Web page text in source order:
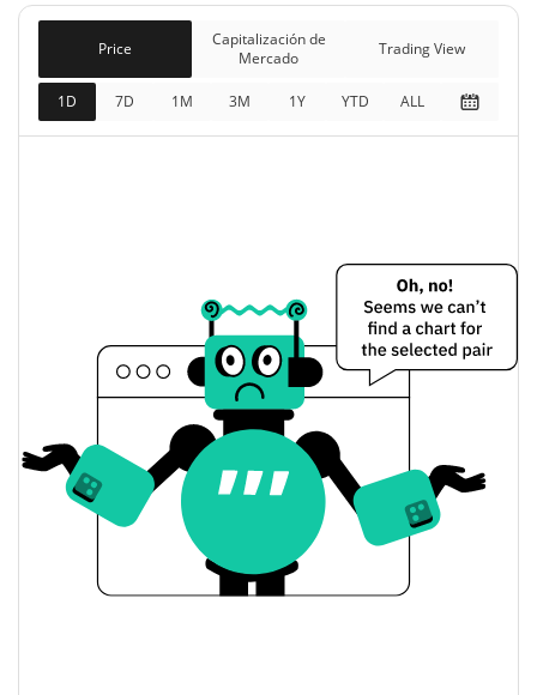
Precio de ayer de DRINS
Mínimo/máximo de ayer
$0,0000021044399
$11,425892
Historial de precios de DRINS
Mínimo/máximo en 7 días
$0,0000020964278 /
$0,0000021288279
Mínimo/máximo en 30
$0,0000020964278 /
$0,0000021281122
Price
Capitalización de
Mercado
Trading View
1D 7D 1M 3M 1Y YTD ALL